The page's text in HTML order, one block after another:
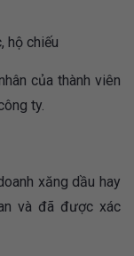
hộ chiếu
của thành viên
ty.
xăng dầu hay
và đã được xác